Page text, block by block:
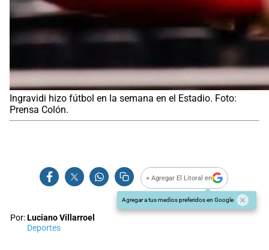
Ingravidi hizo fútbol en la semana en el Estadio. Foto:
Prensa Colón.
+ Agregar El Litoral en
Agregar a tus medios preferidos en Google
Por:Luciano Villarroel
Deportes